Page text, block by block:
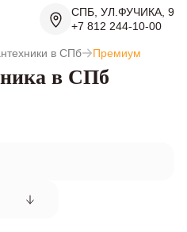
СПБ, УЛ.ФУЧИКА, 9
+7 812 244-10-00
в СПб Премиум
в СПб